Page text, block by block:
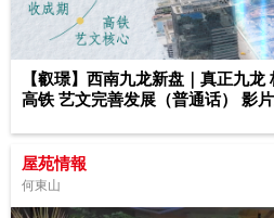
【叡璟】西南九龙新盘｜真正九龙
高铁 艺文完善发展（普通话） 影
屋苑情報
何東山